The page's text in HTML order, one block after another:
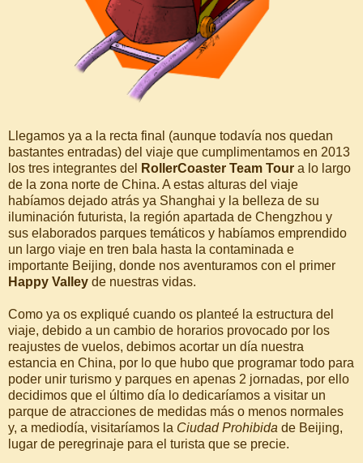
Llegamos ya a la recta final (aunque todavía nos quedan
bastantes entradas) del viaje que cumplimentamos en 2013
los tres integrantes del
RollerCoaster Team Tour a lo largo
de la zona norte de China. A estas alturas del viaje
habíamos dejado atrás ya Shanghai y la belleza de su
iluminación futurista, la región apartada de Chengzhou y
sus elaborados parques temáticos y habíamos emprendido
un largo viaje en tren bala hasta la contaminada e
importante Beijing, donde nos aventuramos con el primer
Happy Valley de nuestras vidas.
Como ya os expliqué cuando os planteé la estructura del
viaje, debido a un cambio de horarios provocado por los
reajustes de vuelos, debimos acortar un día nuestra
estancia en China, por lo que hubo que programar todo para
poder unir turismo y parques en apenas 2 jornadas, por ello
decidimos que el último día lo dedicaríamos a visitar un
parque de atracciones de medidas más o menos normales
y, a mediodía, visitaríamos la Ciudad Prohibida de Beijing,
lugar de peregrinaje para el turista que se precie.